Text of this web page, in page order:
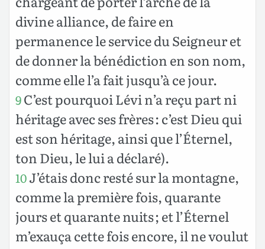
divine alliance, de faire en
permanence le service du Seigneur et
de donner la bénédiction en son nom,
comme elle l’a fait jusqu’à ce jour.
9C’est pourquoi Lévi n’a reçu part ni
héritage avec ses frères : c’est Dieu qui
est son héritage, ainsi que l’Éternel,
ton Dieu, le lui a déclaré).
10J’étais donc resté sur la montagne,
comme la première fois, quarante
jours et quarante nuits ; et l’Éternel
m’exauça cette fois encore, il ne voulut